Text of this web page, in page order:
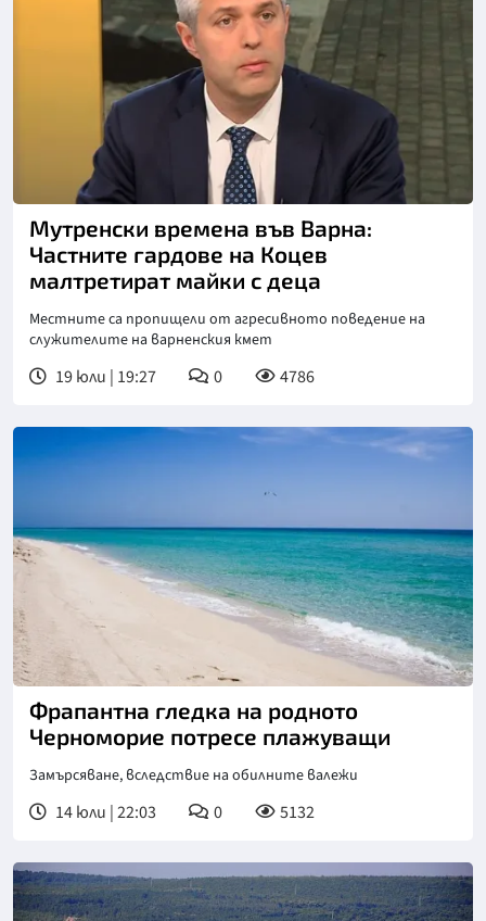
Снимка: Нова телевизия
Мутренски времена във Варна:
Частните гардове на Коцев
малтретират майки с деца
Местните са пропищели от агресивното поведение на
служителите на варненския кмет
19 юли | 19:27 0 4786
Фрапантна гледка на родното
Черноморие потресе плажуващи
Замърсяване, вследствие на обилните валежи
14 юли | 22:03 0 5132